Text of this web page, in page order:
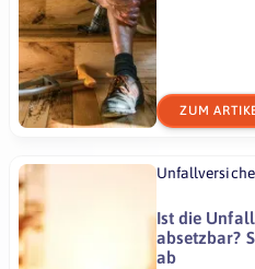
ZUM
Ist die
absetzbar?
ab